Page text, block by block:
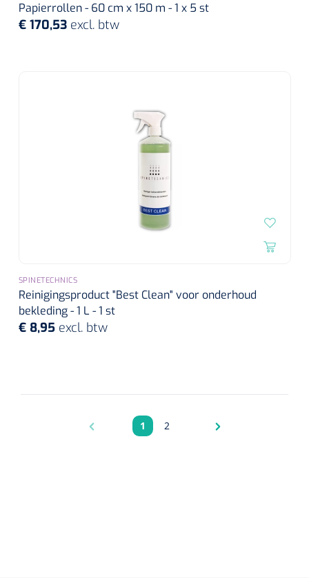
Papierrollen - 60 cm x 150 m - 1 x 5 st
€ 170,53 excl. btw
SPINETECHNICS
Reinigingsproduct "Best Clean" voor onderhoud
bekleding - 1 L - 1 st
€ 8,95 excl. btw
Pagina
1 Pagina
2